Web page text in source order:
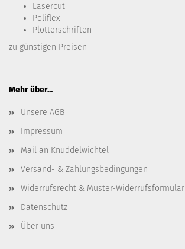
Lasercut
Poliflex
Plotterschriften
zu günstigen Preisen
Mehr über...
Unsere AGB
Impressum
Mail an Knuddelwichtel
Versand- & Zahlungsbedingungen
Widerrufsrecht & Muster-Widerrufsformular
Datenschutz
Über uns